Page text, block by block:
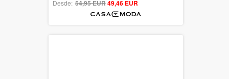
out of 5
Desde: 54,95 EUR49,46 EUR